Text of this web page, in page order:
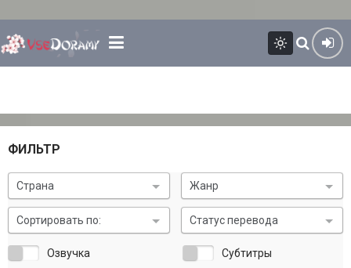
ФИЛЬТР
Страна Жанр
Сортировать по: Статус перевода
Озвучка Субтитры